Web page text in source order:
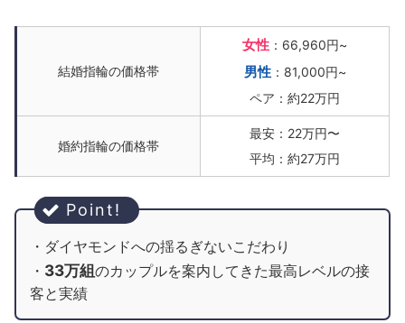
結婚指輪の価格帯
女性 ：66,960円~
男性：81,000円~
ペア：約22万円
婚約指輪の価格帯
最安：22万円〜
平均：約27万円
・ダイヤモンドへの揺るぎないこだわり
・ 33万組のカップルを案内してきた最高レベルの接
客と実績